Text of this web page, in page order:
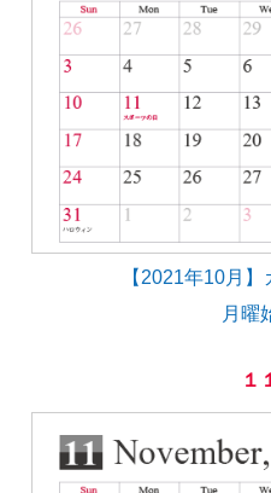
【2021年10月
月曜
１